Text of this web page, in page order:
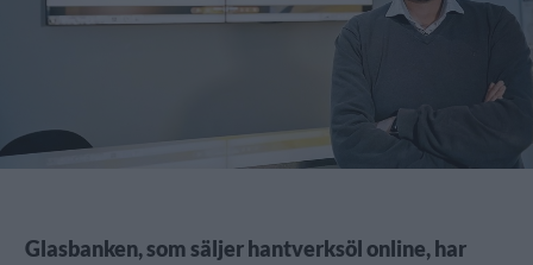
Glasbanken, som säljer hantverksöl online, har